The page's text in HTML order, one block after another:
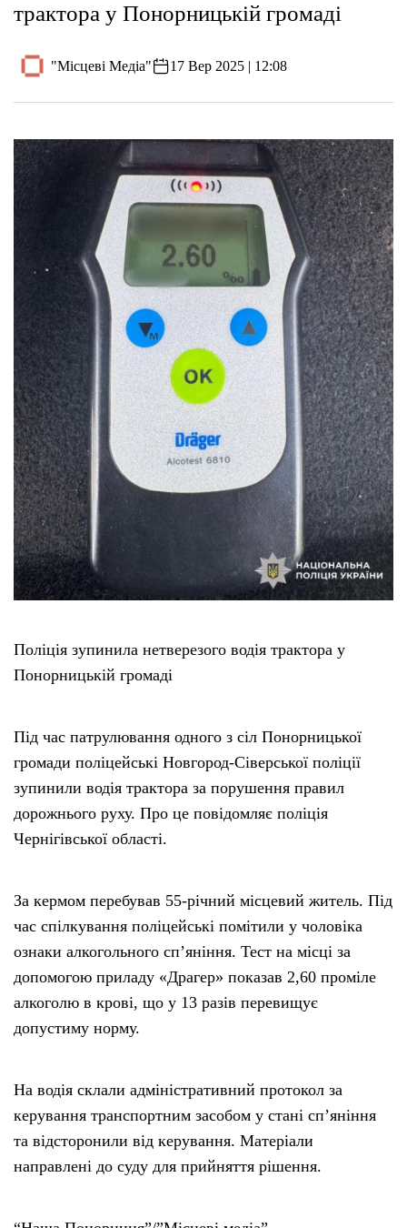
трактора у Понорницькій громаді
"Місцеві Медіа" 17 Вер 2025 | 12:08
Поліція зупинила нетверезого водія трактора у
Понорницькій громаді
Під час патрулювання одного з сіл Понорницької
громади поліцейські Новгород-Сіверської поліції
зупинили водія трактора за порушення правил
дорожнього руху. Про це повідомляє поліція
Чернігівської області.
За кермом перебував 55-річний місцевий житель. Під
час спілкування поліцейські помітили у чоловіка
ознаки алкогольного сп’яніння. Тест на місці за
допомогою приладу «Драгер» показав 2,60 проміле
алкоголю в крові, що у 13 разів перевищує
допустиму норму.
На водія склали адміністративний протокол за
керування транспортним засобом у стані сп’яніння
та відсторонили від керування. Матеріали
направлені до суду для прийняття рішення.